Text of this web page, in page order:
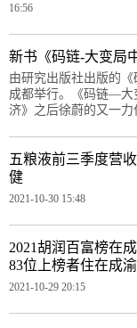
16:56
新书《码链-大变局
由研究出版社出版的
成都举行。《码链—大
济》之后徐蔚的又一力
五粮液前三季度营
健
2021-10-30 15:48
2021胡润百富榜在
83位上榜者住在成
2021-10-29 20:15